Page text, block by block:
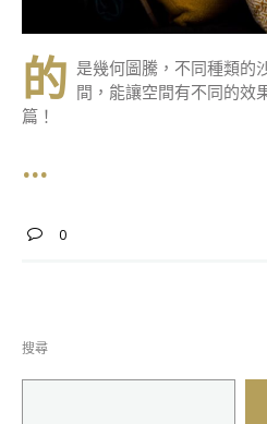
的 是幾何圖騰，不同種類的
間，能讓空間有不同的效
篇！
0
搜尋